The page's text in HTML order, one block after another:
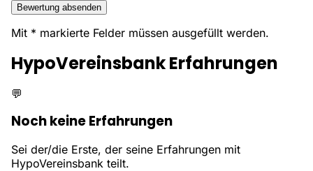
Bewertung absenden
Mit * markierte Felder müssen ausgefüllt werden.
HypoVereinsbank Erfahrungen
💬
Noch keine Erfahrungen
Sei der/die Erste, der seine Erfahrungen mit
HypoVereinsbank teilt.